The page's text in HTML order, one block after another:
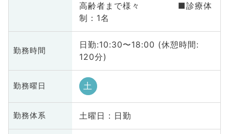
高齢者まで様々 ■診療体
制：1名
勤務時間
日勤:10:30〜18:00 (休憩時間:
120分)
勤務曜日 土
勤務体系 土曜日 : 日勤